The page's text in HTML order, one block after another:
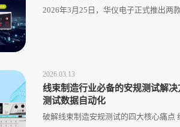
2026年3月25日，华仪电子正式推出两
2026.03.13
线束制造行业必备的安规测试解
测试数据自动化
破解线束制造安规测试的四大核心痛点